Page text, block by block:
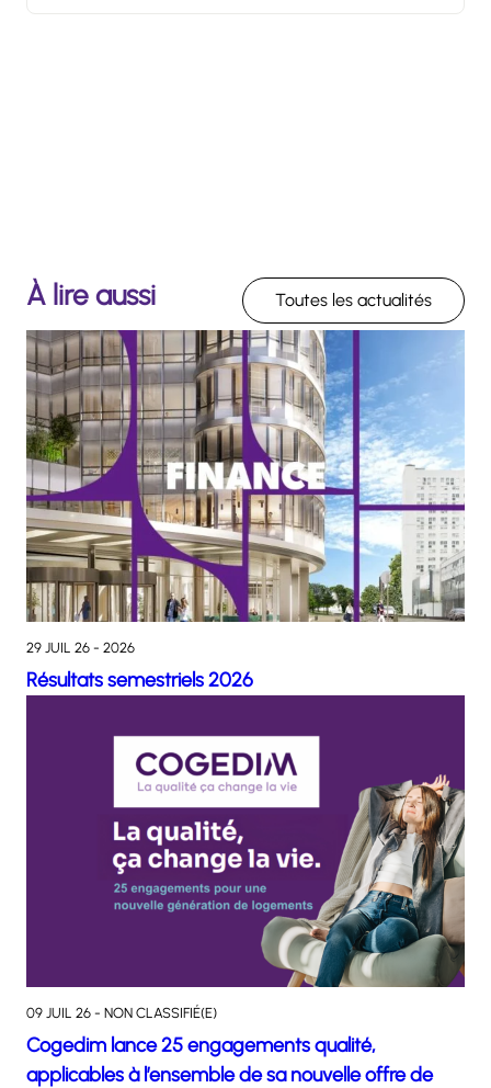
À lire aussi Toutes les actualités
29 JUIL 26 - 2026
Résultats semestriels 2026
09 JUIL 26 - NON CLASSIFIÉ(E)
Cogedim lance 25 engagements qualité,
applicables à l’ensemble de sa nouvelle offre de